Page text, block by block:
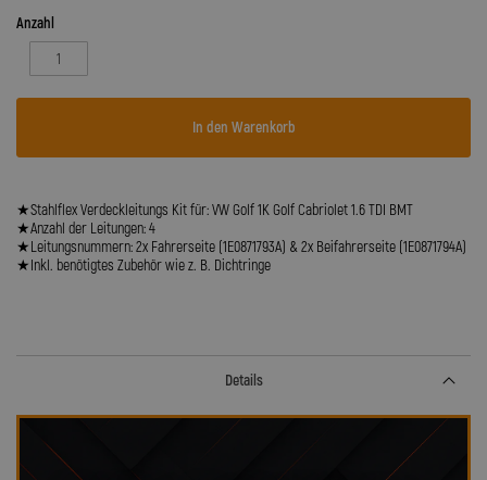
Anzahl
In den Warenkorb
★Stahlflex Verdeckleitungs Kit für: VW Golf 1K Golf Cabriolet 1.6 TDI BMT
★Anzahl der Leitungen: 4
★Leitungsnummern: 2x Fahrerseite (1E0871793A) & 2x Beifahrerseite (1E0871794A)
★Inkl. benötigtes Zubehör wie z. B. Dichtringe
Details